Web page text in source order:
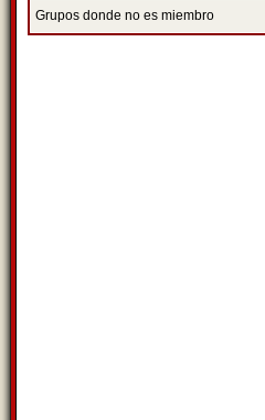
Grupos donde no es miembro